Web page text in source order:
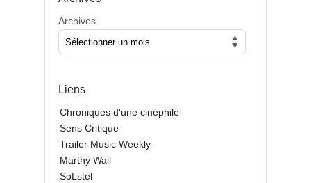
Archives
Liens
Chroniques d'une cinéphile
Sens Critique
Trailer Music Weekly
Marthy Wall
SoLstel